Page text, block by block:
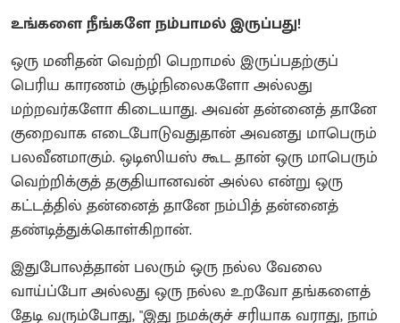
உங்களை நீங்களே நம்பாமல் இருப்பது!
ஒரு மனிதன் வெற்றி பெறாமல் இருப்பதற்குப்
பெரிய காரணம் சூழ்நிலைகளோ அல்லது
மற்றவர்களோ கிடையாது. அவன் தன்னைத் தானே
குறைவாக எடைபோடுவதுதான் அவனது மாபெரும்
பலவீனமாகும். ஒடிஸியஸ் கூட தான் ஒரு மாபெரும்
வெற்றிக்குத் தகுதியானவன் அல்ல என்று ஒரு
கட்டத்தில் தன்னைத் தானே நம்பித் தன்னைத்
தண்டித்துக்கொள்கிறான்.
இதுபோலத்தான் பலரும் ஒரு நல்ல வேலை
வாய்ப்போ அல்லது ஒரு நல்ல உறவோ தங்களைத்
தேடி வரும்போது, "இது நமக்குச் சரியாக வராது, நாம்